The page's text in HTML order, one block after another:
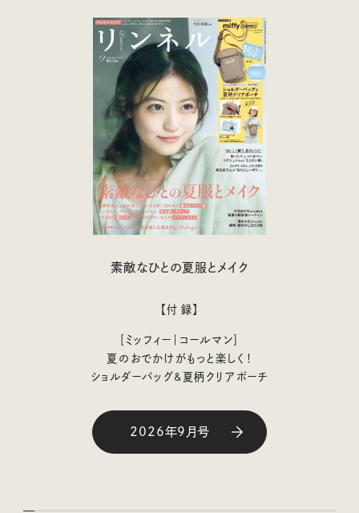
素敵なひとの夏服とメイク
【付 録】
［ミッフィー｜コールマン］
夏のおでかけがもっと楽しく！
ショルダーバッグ&夏柄クリアポーチ
2026年9月号